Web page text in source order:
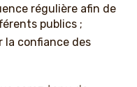
régulière afin de
publics ;
la confiance des